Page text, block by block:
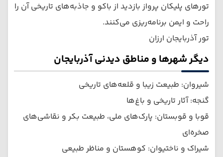
تورهای پلیکان پرواز بازدید از باکو و جاذبه‌های تاریخی آن را
راحت و ایمن برنامه‌ریزی می‌کنند.
تور آذربایجان ارزان
دیگر شهرها و مناطق دیدنی آذربایجان
شیروان: طبیعت زیبا و قلعه‌های تاریخی
گنجه: آثار تاریخی و باغ‌ها
قوبا و قوبستان: پارک‌های ملی، طبیعت بکر و نقاشی‌های
صخره‌ای
شیراک و ناختیوان: کوهستان و مناظر طبیعی